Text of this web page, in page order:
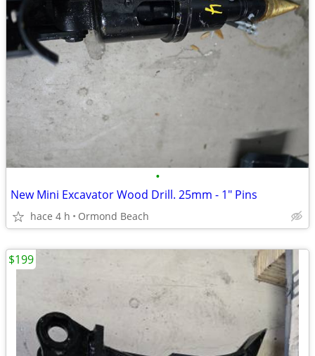
•
New Mini Excavator Wood Drill. 25mm - 1" Pins
hace 4 h Ormond Beach
$199